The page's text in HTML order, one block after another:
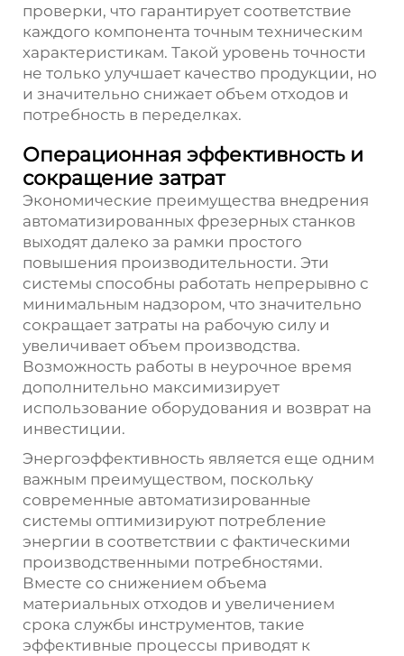
проверки, что гарантирует соответствие
каждого компонента точным техническим
характеристикам. Такой уровень точности
не только улучшает качество продукции, но
и значительно снижает объем отходов и
потребность в переделках.
Операционная эффективность и
сокращение затрат
Экономические преимущества внедрения
автоматизированных фрезерных станков
выходят далеко за рамки простого
повышения производительности. Эти
системы способны работать непрерывно с
минимальным надзором, что значительно
сокращает затраты на рабочую силу и
увеличивает объем производства.
Возможность работы в неурочное время
дополнительно максимизирует
использование оборудования и возврат на
инвестиции.
Энергоэффективность является еще одним
важным преимуществом, поскольку
современные автоматизированные
системы оптимизируют потребление
энергии в соответствии с фактическими
производственными потребностями.
Вместе со снижением объема
материальных отходов и увеличением
срока службы инструментов, такие
эффективные процессы приводят к